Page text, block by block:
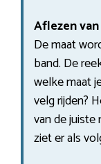
Aflezen
De maat
band. De
welke maat
velg rijden?
van de juiste
ziet er als